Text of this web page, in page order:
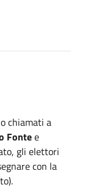
chiamati a
Fontee
gli elettori
con la